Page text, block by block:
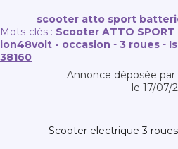
scooter atto sport
Mots-clés : Scooter ATTO
ion48volt - occasion - 3 roues -
38160
Annonce déposée par
le 17/07/
scooter electrique 3